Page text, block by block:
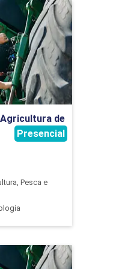
60
E
MAYRINK SANTOS
de
Presencial
Pesca e
em
de Precisão
do curso
em